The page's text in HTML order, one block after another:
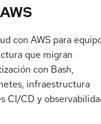
con AWS para
que migran
con Bash,
infraestructura
CI/CD y